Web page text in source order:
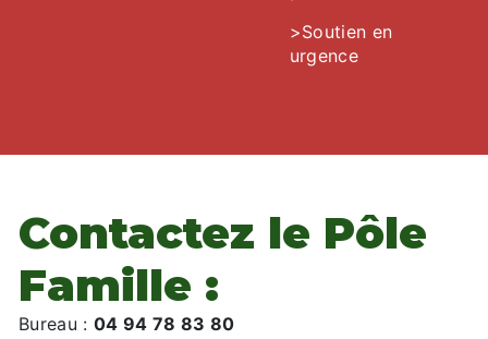
>Soutien en
urgence
Contactez le Pôle
Famille :
Bureau : 04 94 78 83 80